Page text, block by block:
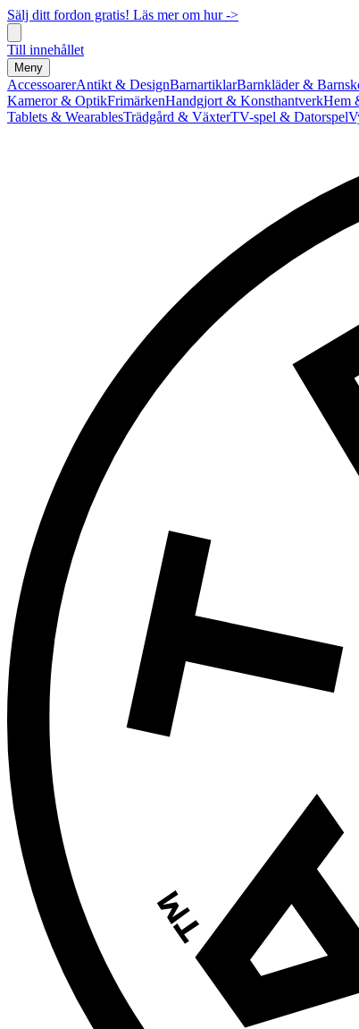
Sälj ditt fordon gratis! Läs mer om hur ->
Till innehållet
Meny
AccessoarerAntikt & DesignBarnartiklarBarnkläder &
Kameror & OptikFrimärkenHandgjort & KonsthantverkHem
Tablets & WearablesTrädgård & VäxterTV-spel & Datorspel